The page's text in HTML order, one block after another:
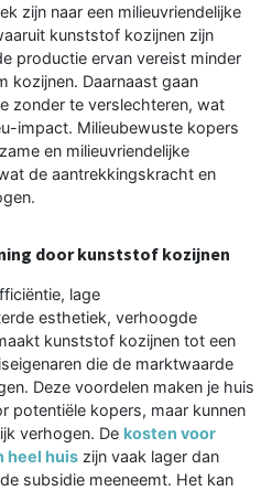
zijn naar een milieuvriendelijke
kunststof kozijnen zijn
productie ervan vereist minder
kozijnen. Daarnaast gaan
zonder te verslechteren, wat
impact. Milieubewuste kopers
en milieuvriendelijke
de aantrekkingskracht en
door kunststof kozijnen
lage
esthetiek, verhoogde
kunststof kozijnen tot een
die de marktwaarde
Deze voordelen maken je huis
potentiële kopers, maar kunnen
verhogen. De kosten voor
heel huis zijn vaak lager dan
subsidie meeneemt. Het kan